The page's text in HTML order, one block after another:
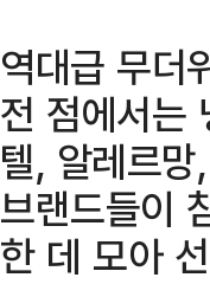
역대급 무더
전 점에서는
텔, 알레르
브랜드들이
한 데 모아